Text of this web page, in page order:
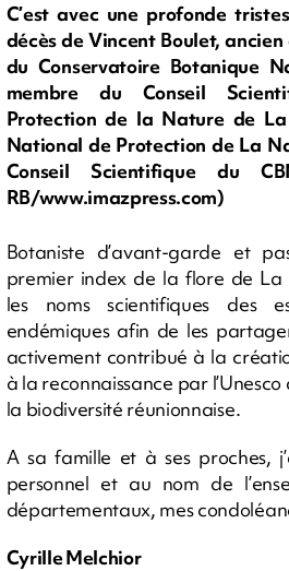
C’est avec une profonde
décès de Vincent Boulet,
du Conservatoire Botanique
membre du Conseil
Protection de la Nature de La
National de Protection de La
Conseil Scientifique du
RB/www.imazpress.com)
Botaniste d’avant-garde et
premier index de la flore de La
les noms scientifiques des
endémiques afin de les
activement contribué à la
à la reconnaissance par
la biodiversité réunionnaise.
A sa famille et à ses proches,
personnel et au nom de
départementaux, mes
Cyrille Melchior